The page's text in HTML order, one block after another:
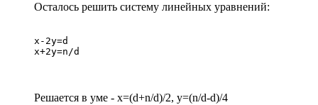
Осталось решить систему линейных уравнений:
x-2y=d
x+2y=n/d
Решается в уме - x=(d+n/d)/2, y=(n/d-d)/4